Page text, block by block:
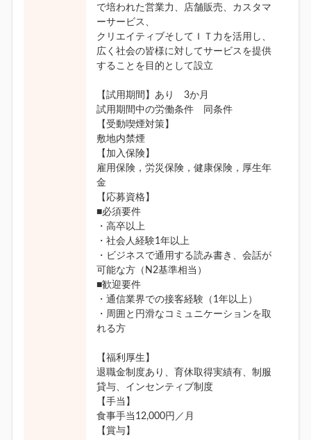
で培われた営業力、店舗販売、カスタマ
ーサービス、
クリエイティブそしてＩＴ力を活用し、
広く社会の皆様に対してサービスを提供
することを目的として設立
【試用期間】あり 3か月
試用期間中の労働条件 同条件
【受動喫煙対策】
敷地内禁煙
【加入保険】
雇用保険，労災保険，健康保険，厚生年
金
【応募資格】
■必須要件
・高卒以上
・社会人経験1年以上
・ビジネスで通用する読み書き、会話が
可能な方（N2基準相当）
■歓迎要件
・通信業界での接客経験（1年以上）
・周囲と円滑なコミュニケーションを取
れる方
【福利厚生】
退職金制度あり、育休取得実績有、制服
貸与、インセンティブ制度
【手当】
食事手当12,000円／月
【賞与】